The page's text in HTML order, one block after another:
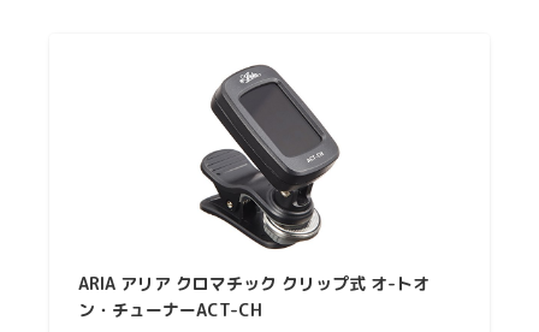
ARIA アリア クロマチック クリップ式 オ-トオ
ン・チューナーACT-CH